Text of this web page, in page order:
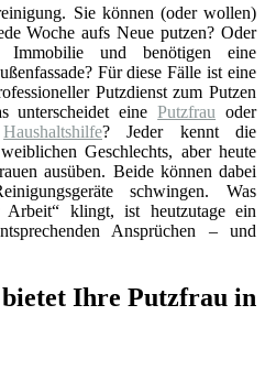
Sie können (oder wollen)
Woche aufs Neue putzen? Oder
und benötigen eine
Für diese Fälle ist eine
Putzdienst zum Putzen
unterscheidet einePutzfrau oder
Haushaltshilfe? Jeder kennt die
Geschlechts, aber heute
ausüben. Beide können dabei
schwingen. Was
Arbeit“ klingt, ist heutzutage ein
Ansprüchen – und
Ihre Putzfrau in